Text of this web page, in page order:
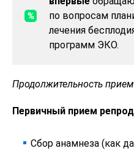
по вопросам
лечения
программ ЭКО.
Продолжительность
Первичный прием
Сбор анамнеза (как